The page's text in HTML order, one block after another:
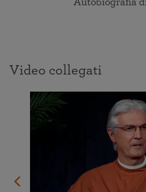
Autobiografia
Video collegati